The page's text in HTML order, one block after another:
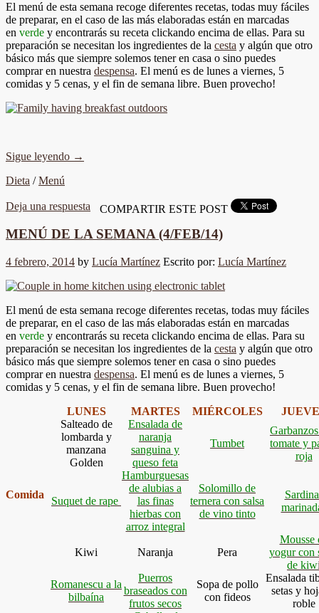
El menú de esta semana recoge diferentes recetas, todas muy fáciles
de preparar, en el caso de las más elaboradas están en marcadas
en verde y encontrarás su receta clickando encima de ellas. Para su
preparación se necesitan los ingredientes de la cesta y algún que otro
básico más que siempre solemos tener en casa o sino puedes
comprar en nuestra despensa. El menú es de lunes a viernes, 5
comidas y 5 cenas, y el fin de semana libre. Buen provecho!
Sigue leyendo →
Dieta /Menú
Deja una respuesta COMPARTIR ESTE POST
MENÚ DE LA SEMANA (4/FEB/14)
4 febrero, 2014 by Lucía Martínez Escrito por: Lucía Martínez
El menú de esta semana recoge diferentes recetas, todas muy fáciles
de preparar, en el caso de las más elaboradas están en marcadas
en verde y encontrarás su receta clickando encima de ellas. Para su
preparación se necesitan los ingredientes de la cesta y algún que otro
básico más que siempre solemos tener en casa o sino puedes
comprar en nuestra despensa. El menú es de lunes a viernes, 5
comidas y 5 cenas, y el fin de semana libre. Buen provecho!
LUNES
MARTES MIÉRCOLES
Comida
Salteado de
lombarda y
manzana
Golden
Ensalada de
naranja
sanguina y
queso feta
Tumbet
tomate y
roja
Suquet de rape
Hamburguesas
de alubias a
las finas
hierbas con
arroz integral
Solomillo de
ternera con salsa
de vino tinto
Kiwi Naranja Pera
Mousse
yogur con
de kiw
Romanescu a la
bilbaína
Puerros
braseados con
frutos secos
Sopa de pollo
con fideos
Ensalada
setas y
roble